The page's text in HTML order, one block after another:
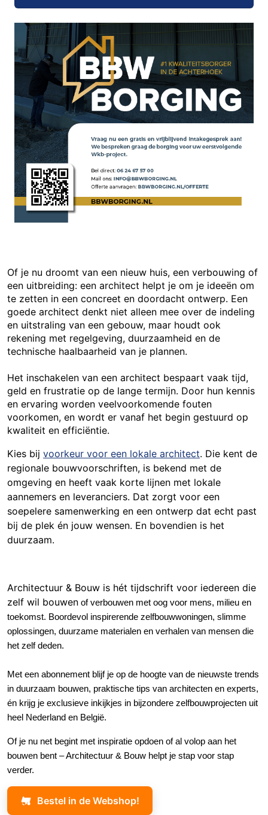
Of je nu droomt van een nieuw huis, een verbouwing of
een uitbreiding: een architect helpt je om je ideeën om
te zetten in een concreet en doordacht ontwerp. Een
goede architect denkt niet alleen mee over de indeling
en uitstraling van een gebouw, maar houdt ook
rekening met regelgeving, duurzaamheid en de
technische haalbaarheid van je plannen.
Het inschakelen van een architect bespaart vaak tijd,
geld en frustratie op de lange termijn. Door hun kennis
en ervaring worden veelvoorkomende fouten
voorkomen, en wordt er vanaf het begin gestuurd op
kwaliteit en efficiëntie.
Kies bij voorkeur voor een lokale architect. Die kent de
regionale bouwvoorschriften, is bekend met de
omgeving en heeft vaak korte lijnen met lokale
aannemers en leveranciers. Dat zorgt voor een
soepelere samenwerking en een ontwerp dat echt past
bij de plek én jouw wensen. En bovendien is het
duurzaam.
Architectuur & Bouw is hét tijdschrift voor iedereen die
zelf wil bouwen of verbouwen met oog voor mens, milieu en
toekomst. Boordevol inspirerende zelfbouwwoningen, slimme
oplossingen, duurzame materialen en verhalen van mensen die
het zelf deden.
Met een abonnement blijf je op de hoogte van de nieuwste trends
in duurzaam bouwen, praktische tips van architecten en experts,
én krijg je exclusieve inkijkjes in bijzondere zelfbouwprojecten uit
heel Nederland en België.
Of je nu net begint met inspiratie opdoen of al volop aan het
bouwen bent – Architectuur & Bouw helpt je stap voor stap
verder.
Bestel in de Webshop!